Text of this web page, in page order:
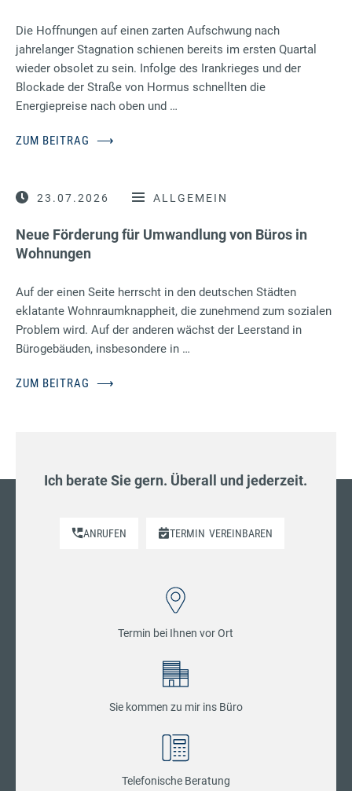
Die Hoffnungen auf einen zarten Aufschwung nach
jahrelanger Stagnation schienen bereits im ersten Quartal
wieder obsolet zu sein. Infolge des Irankrieges und der
Blockade der Straße von Hormus schnellten die
Energiepreise nach oben und …
ZUM BEITRAG ⟶
23.07.2026 ALLGEMEIN
Neue Förderung für Umwandlung von Büros in
Wohnungen
Auf der einen Seite herrscht in den deutschen Städten
eklatante Wohnraumknappheit, die zunehmend zum sozialen
Problem wird. Auf der anderen wächst der Leerstand in
Bürogebäuden, insbesondere in …
ZUM BEITRAG ⟶
Ich berate Sie gern. Überall und jederzeit.
ANRUFEN TERMIN VEREINBAREN
Termin bei Ihnen vor Ort
Sie kommen zu mir ins Büro
Telefonische Beratung